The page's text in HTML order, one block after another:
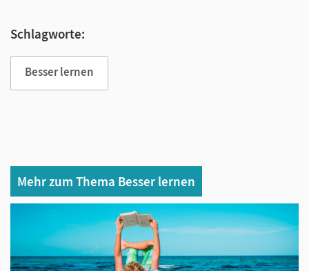
Schlagworte:
Besser lernen
Mehr zum Thema Besser lernen